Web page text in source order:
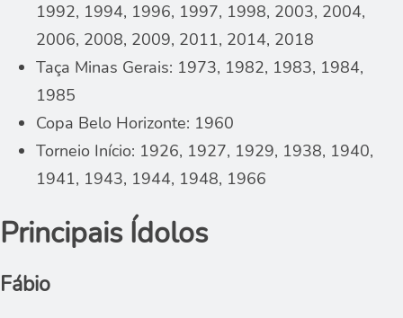
1992, 1994, 1996, 1997, 1998, 2003, 2004,
2006, 2008, 2009, 2011, 2014, 2018
Taça Minas Gerais: 1973, 1982, 1983, 1984,
1985
Copa Belo Horizonte: 1960
Torneio Início: 1926, 1927, 1929, 1938, 1940,
1941, 1943, 1944, 1948, 1966
Principais Ídolos
Fábio